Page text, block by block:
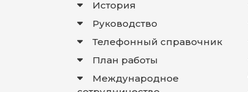
История
Руководство
Телефонный справочник
План работы
Международное